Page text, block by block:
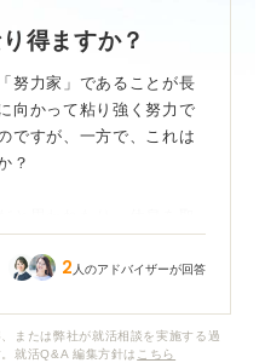
得ますか？
努力家」であることが長
向かって粘り強く努力で
ですが、一方で、これは
？
と思われたり、休息を取
でも、努力さえすれば何
ールする際に、短所とし
2 人のアドバイザーが回答
または弊社が就活相談を実施する過
就活Q&A 編集方針は こちら